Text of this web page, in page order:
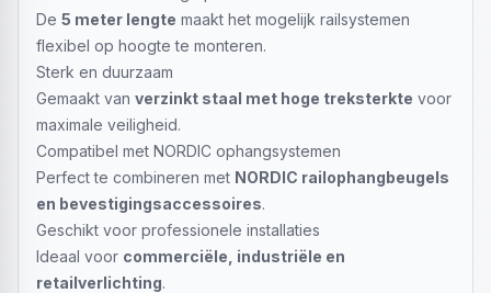
De 5 meter lengte maakt het mogelijk railsystemen
flexibel op hoogte te monteren.
Sterk en duurzaam
Gemaakt van verzinkt staal met hoge treksterkte voor
maximale veiligheid.
Compatibel met NORDIC ophangsystemen
Perfect te combineren met NORDIC railophangbeugels
en bevestigingsaccessoires.
Geschikt voor professionele installaties
Ideaal voor commerciële, industriële en
retailverlichting.